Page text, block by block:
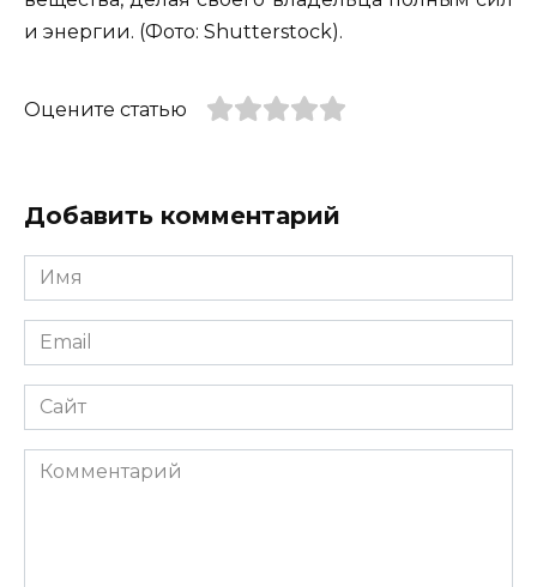
и энергии. (Фото: Shutterstock).
Оцените статью
Добавить комментарий
Имя
*
Email
*
Сайт
Комментарий